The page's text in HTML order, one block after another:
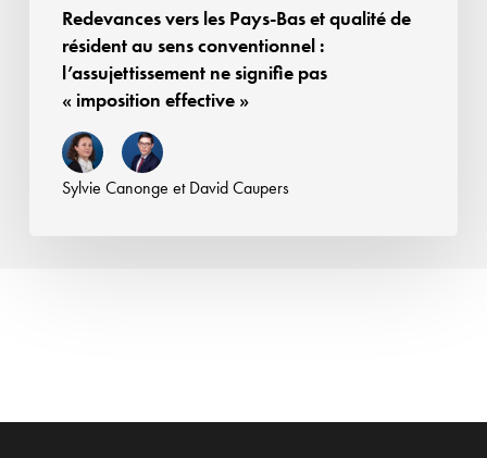
l’assujettissement
« imposition
Redevances vers les Pays-Bas et qualité de
résident au sens conventionnel :
l’assujettissement ne signifie pas
« imposition effective »
Sylvie Canonge etDavid Caupers